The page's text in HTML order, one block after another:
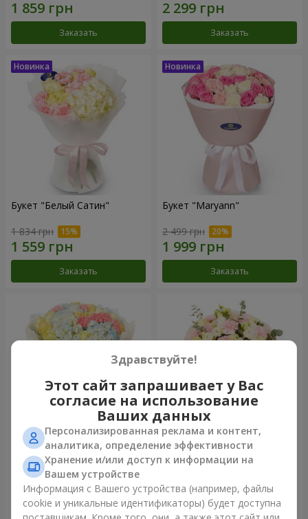
Заказать Заказать
Букет "Белый Сатин"
1 834 грн
Заказать
Букет "Maryann"
2 499 грн
Заказать
Букет "Небесная лазурь"
5 075 грн
Заказать
Букет "Secret"
Заказать
Здравствуйте!
Этот сайт запрашивает у Вас
согласие на использование
Ваших данных
Персонализированная реклама и контент,
аналитика, определение эффективности
Хранение и/или доступ к информации на
Вашем устройстве
Информация с Вашего устройства (например, файлы
cookie и уникальные идентификаторы) будет доступна